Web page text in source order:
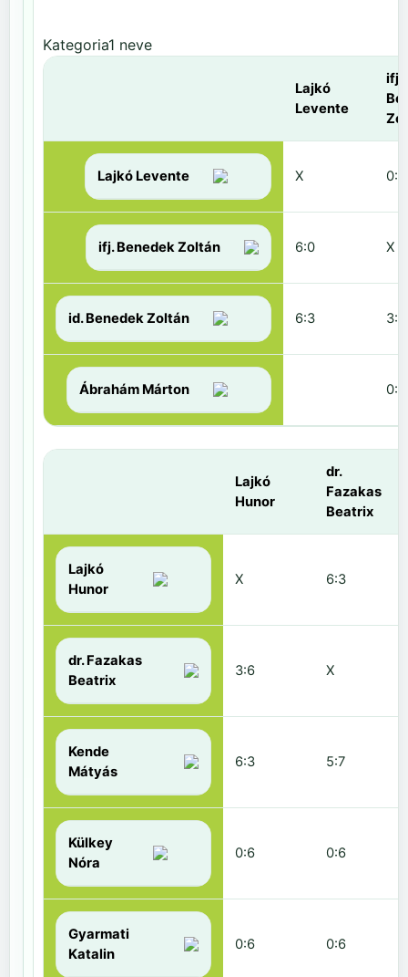
Kategoria1 neve
Lajkó
Levente
ifj.
Lajkó Levente X 0:6
ifj. Benedek Zoltán 6:0 X
id. Benedek Zoltán 6:3 3:6
Ábrahám Márton 0:6
Lajkó
Hunor
dr.
Fazakas
Beatrix
Lajkó
Hunor
X 6:3
dr. Fazakas
Beatrix
3:6 X
Kende
Mátyás
6:3 5:7
Külkey
Nóra
0:6 0:6
Gyarmati
Katalin
0:6 0:6